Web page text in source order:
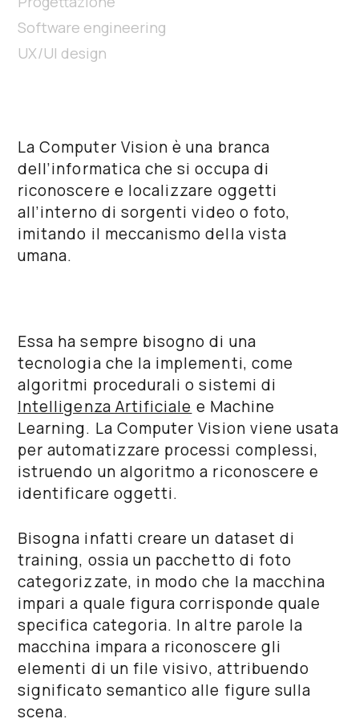
Software engineering
UX/UI design
LaComputer Vision è una branca
dell’informatica che si occupa di
riconoscere e localizzare oggetti
all’interno di sorgenti video o foto,
imitando il meccanismo della vista
umana.
Essa ha sempre bisogno di una
tecnologia che la implementi, come
algoritmi procedurali o sistemi di
Intelligenza Artificiale e Machine
Learning. La Computer Vision viene usata
per automatizzare processi complessi,
istruendo un algoritmo a riconoscere e
identificare oggetti.
Bisogna infatti creare un dataset di
training, ossia un pacchetto di foto
categorizzate, in modo che la macchina
impari a quale figura corrisponde quale
specifica categoria. In altre parole la
macchina impara a riconoscere gli
elementi di un file visivo, attribuendo
significato semantico alle figure sulla
scena.